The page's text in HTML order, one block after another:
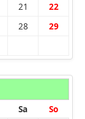
21 22
28 29
Sa So